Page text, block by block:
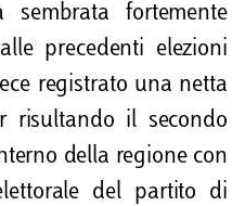
sembrata fortemente
precedenti elezioni
registrato una netta
risultando il secondo
della regione con
del partito di